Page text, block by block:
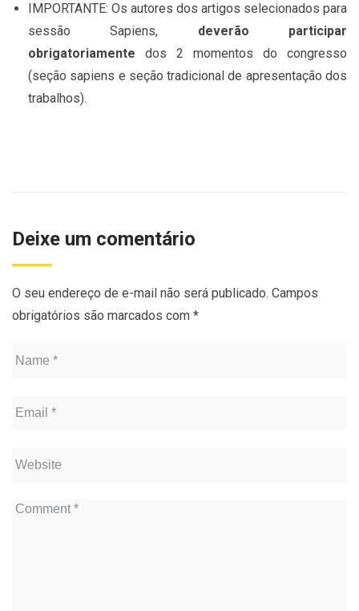
IMPORTANTE: Os autores dos artigos selecionados para
sessão Sapiens, deverão participar
obrigatoriamente dos 2 momentos do congresso
(seção sapiens e seção tradicional de apresentação dos
trabalhos).
Deixe um comentário
O seu endereço de e-mail não será publicado. Campos
obrigatórios são marcados com *